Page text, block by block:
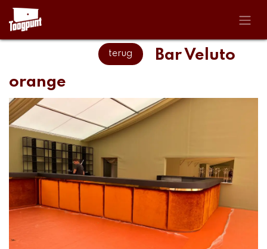
Skip to Content
terug
Bar Veluto
orange